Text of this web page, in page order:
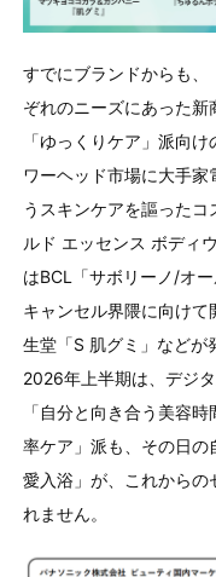
すでにブランドからも
ぞれのニーズにあった新
「ゆっくりケア」派向
ワーヘッド市場に大手
うスキンケアを謳った
ルド エッセンス ボディ
はBCL 「サボリーノ /オ
キャンセル界隈に向け
生堂「S 肌グミ」などが
2026年上半期は、デジ
「自分と向き合う美容
率ケア」派も、その日
愛入浴」が、これからの
れません。